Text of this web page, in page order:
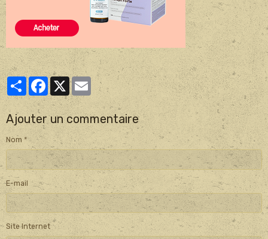
PartagerFacebook
X Email
Ajouter un commentaire
Nom
E-mail
Site Internet